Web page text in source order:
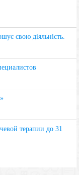
свою діяльність.
терапии до 31